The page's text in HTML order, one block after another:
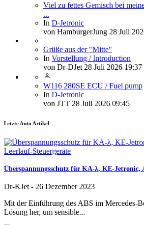
Viel zu fettes Gemisch bei
...
In D-Jetronic
von HamburgerJung 28 Juli
Grüße aus der "Mitte"
In Vorstellung / Introduction
von Dr-DJet 28 Juli 2026 19:37
W116 280SE ECU / Fuel pump
In D-Jetronic
von JTT 28 Juli 2026 09:45
Letzte Auto Artikel
Überspannungsschutz für KA-λ, KE-Jetronic,
Dr-KJet - 26 Dezember 2023
Mit der Einführung des ABS im Mercedes-
Lösung her, um sensible...